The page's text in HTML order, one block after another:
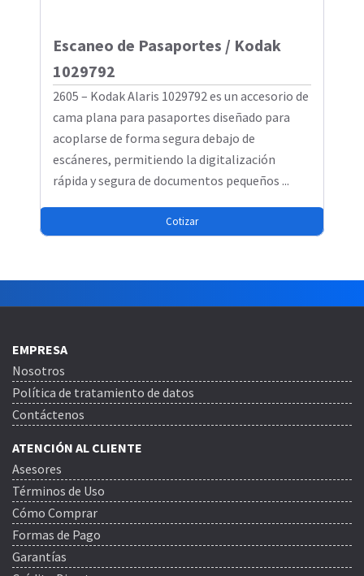
Escaneo de Pasaportes / Kodak
1029792
2605 – Kodak Alaris 1029792 es un accesorio de
cama plana para pasaportes diseñado para
acoplarse de forma segura debajo de
escáneres, permitiendo la digitalización
rápida y segura de documentos pequeños ...
Cotizar
EMPRESA
Nosotros
Política de tratamiento de datos
Contáctenos
ATENCIÓN AL CLIENTE
Asesores
Términos de Uso
Cómo Comprar
Formas de Pago
Garantías